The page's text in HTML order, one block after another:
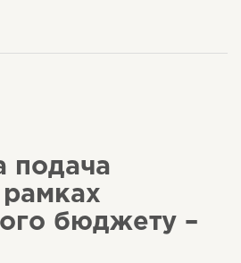
подача
рамках
бюджету –